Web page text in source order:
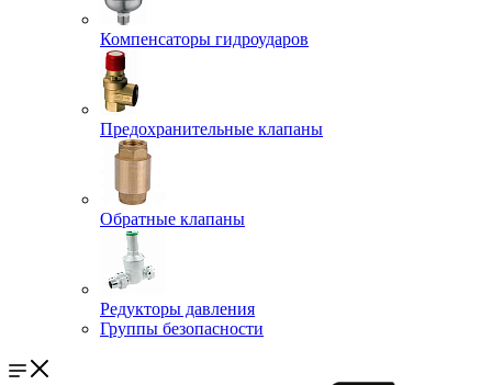
Компенсаторы гидроударов
Предохранительные клапаны
Обратные клапаны
Редукторы давления
Группы безопасности